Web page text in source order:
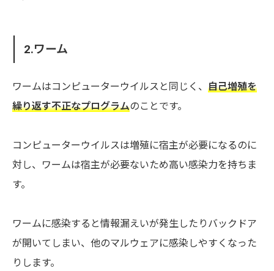
2.ワーム
ワームはコンピューターウイルスと同じく、 自己増殖を
繰り返す不正なプログラムのことです。
コンピューターウイルスは増殖に宿主が必要になるのに
対し、ワームは宿主が必要ないため高い感染力を持ちま
す。
ワームに感染すると情報漏えいが発生したりバックドア
が開いてしまい、他のマルウェアに感染しやすくなった
りします。